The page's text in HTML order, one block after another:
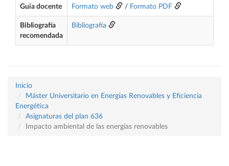
Guía docente Formato web / Formato PDF
Bibliografía
recomendada
Bibliografía
Inicio
Máster Universitario en Energías Renovables y Eficiencia
Energética
Asignaturas del plan 636
Impacto ambiental de las energías renovables